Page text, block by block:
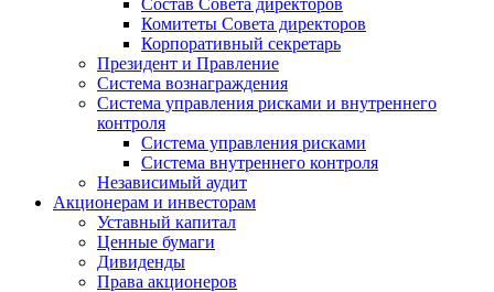
Состав Совета директоров
Комитеты Совета директоров
Корпоративный секретарь
Президент и Правление
Система вознаграждения
Система управления рисками и внутреннего
контроля
Система управления рисками
Система внутреннего контроля
Независимый аудит
Акционерам и инвесторам
Уставный капитал
Ценные бумаги
Дивиденды
Права акционеров